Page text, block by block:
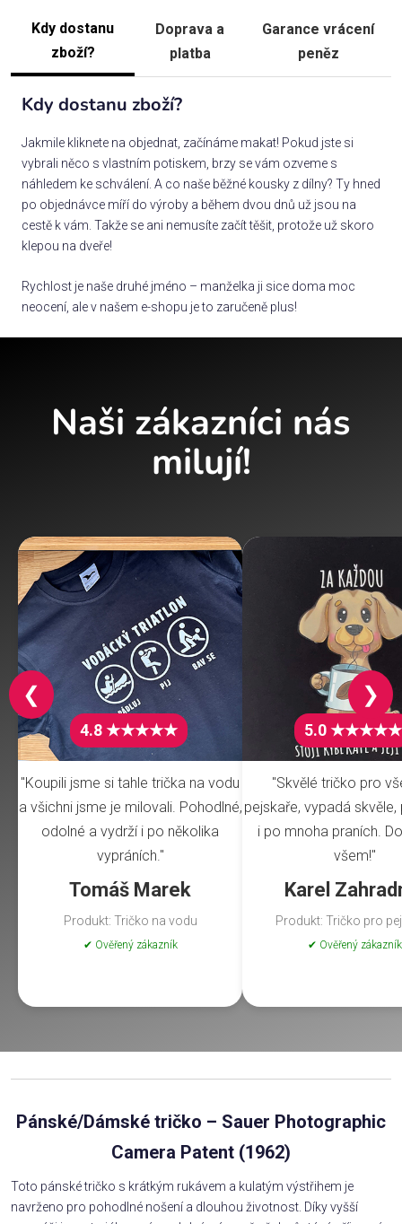
Kdy dostanu
zboží?
Doprava a
platba
Garance vrácení
peněz
Kdy dostanu zboží?
Jakmile kliknete na objednat, začínáme makat! Pokud jste si
vybrali něco s vlastním potiskem, brzy se vám ozveme s
náhledem ke schválení. A co naše běžné kousky z dílny? Ty hned
po objednávce míří do výroby a během dvou dnů už jsou na
cestě k vám. Takže se ani nemusíte začít těšit, protože už skoro
klepou na dveře!
Rychlost je naše druhé jméno – manželka ji sice doma moc
neocení, ale v našem e-shopu je to zaručeně plus!
Naši zákazníci nás
milují!
4.8 ★★★★★
"Koupili jsme si tahle trička na vodu
a všichni jsme je milovali. Pohodlné,
odolné a vydrží i po několika
vypráních."
Tomáš Marek
Produkt: Tričko na vodu
✔ Ověřený zákazník
5.0 ★★★★★
"Skvělé tričko pro
pejskaře, vypadá
i po mnoha praních.
všem!"
Karel
Produkt: Tričko pro
✔ Ověřený zákazník
❮ ❯
Pánské/Dámské tričko – Sauer Photographic
Camera Patent (1962)
Toto pánské tričko s krátkým rukávem a kulatým výstřihem je
navrženo pro pohodlné nošení a dlouhou životnost. Díky vyšší